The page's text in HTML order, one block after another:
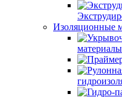
Изоляционные
материалы